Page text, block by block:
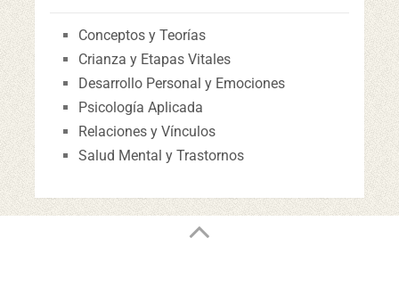
Conceptos y Teorías
Crianza y Etapas Vitales
Desarrollo Personal y Emociones
Psicología Aplicada
Relaciones y Vínculos
Salud Mental y Trastornos